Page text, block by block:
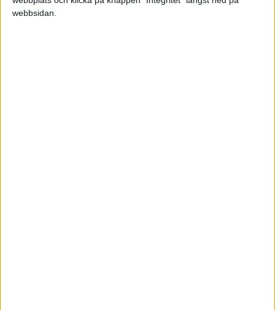
webbsidan.
mer sanningsenlig.